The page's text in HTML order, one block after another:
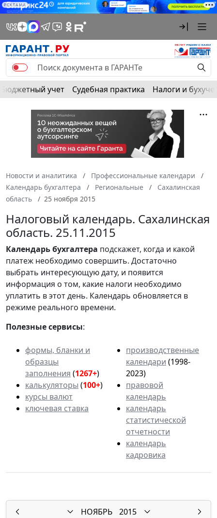
РЕКЛАМА
Бюджетный учет Судебная практика Налоги и
Новости и аналитика
Профессиональные календари
Календарь бухгалтера
Региональные
Сахалинская
область
25 ноября 2015
Налоговый календарь. Сахалинская
область. 25.11.2015
Календарьбухгалтера подскажет, когда и какой
платеж необходимо совершить. Достаточно
выбрать интересующую дату, и появится
информация о том, какие налоги необходимо
уплатить в этот день. Календарь обновляется в
режиме реального времени.
Полезные сервисы:
формы, бланки и
образцы
заполнения (1267+)
калькуляторы (100+)
курсы валют
ключевая ставка
производственные
календари (1998-
2023)
правовой
календарь
календарь
статистической
отчетности
календарь
кадровика
НОЯБРЬ
2015